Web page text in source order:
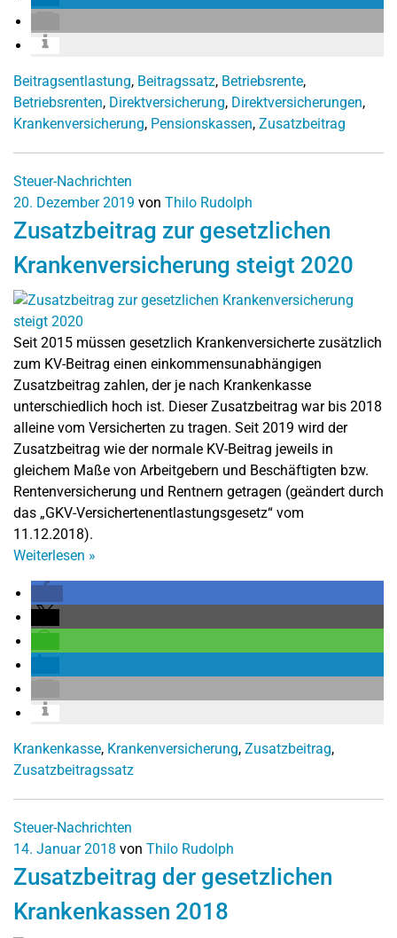
Beitragsentlastung, Beitragssatz, Betriebsrente,
Betriebsrenten, Direktversicherung, Direktversicherungen,
Krankenversicherung, Pensionskassen, Zusatzbeitrag
Steuer-Nachrichten
20. Dezember 2019 von Thilo Rudolph
Zusatzbeitrag zur gesetzlichen
Krankenversicherung steigt 2020
Seit 2015 müssen gesetzlich Krankenversicherte zusätzlich
zum KV-Beitrag einen einkommensunabhängigen
Zusatzbeitrag zahlen, der je nach Krankenkasse
unterschiedlich hoch ist. Dieser Zusatzbeitrag war bis 2018
alleine vom Versicherten zu tragen. Seit 2019 wird der
Zusatzbeitrag wie der normale KV-Beitrag jeweils in
gleichem Maße von Arbeitgebern und Beschäftigten bzw.
Rentenversicherung und Rentnern getragen (geändert durch
das „GKV-Versichertenentlastungsgesetz“ vom
11.12.2018).
Weiterlesen »
Krankenkasse, Krankenversicherung, Zusatzbeitrag,
Zusatzbeitragssatz
Steuer-Nachrichten
14. Januar 2018 von Thilo Rudolph
Zusatzbeitrag der gesetzlichen
Krankenkassen 2018